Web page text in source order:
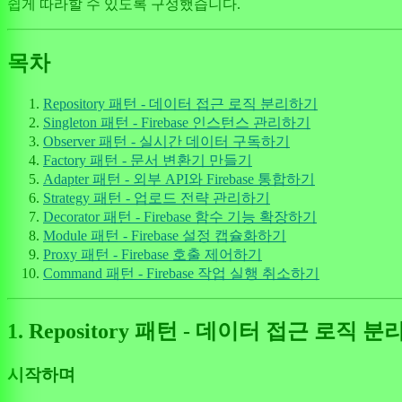
쉽게 따라할 수 있도록 구성했습니다.
목차
Repository 패턴 - 데이터 접근 로직 분리하기
Singleton 패턴 - Firebase 인스턴스 관리하기
Observer 패턴 - 실시간 데이터 구독하기
Factory 패턴 - 문서 변환기 만들기
Adapter 패턴 - 외부 API와 Firebase 통합하기
Strategy 패턴 - 업로드 전략 관리하기
Decorator 패턴 - Firebase 함수 기능 확장하기
Module 패턴 - Firebase 설정 캡슐화하기
Proxy 패턴 - Firebase 호출 제어하기
Command 패턴 - Firebase 작업 실행 취소하기
1. Repository 패턴 - 데이터 접근 로직 분
시작하며